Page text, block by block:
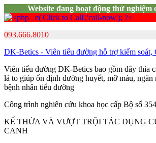
Website đang hoạt động thử nghiệm
093.666.8010
DK-Betics - Viên tiểu đường hỗ trợ kiểm soát,
Viên tiểu đường DK-Betics bao gồm dây thìa
lá to giúp ổn định đường huyết, mỡ máu,
bệnh nhân tiểu đường
Công trình nghiên cứu khoa học cấp Bộ số
KẾ THỪA VÀ VƯỢT TRỘI TÁC DỤNG
CANH